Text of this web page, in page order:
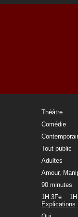
Théâtre
Comédie
Tout public
Adultes
Amour,
90 minutes
1H 3Fe
Explications